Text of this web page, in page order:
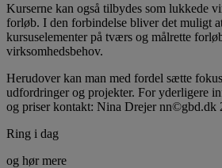
Kurserne kan også tilbydes som lukkede
forløb. I den forbindelse bliver det muligt
kursuselementer på tværs og målrette
virksomhedsbehov.
Herudover kan man med fordel sætte
udfordringer og projekter. For yderligere
og priser kontakt: Nina Drejer nn©gbd.dk
Ring i dag
og hør mere